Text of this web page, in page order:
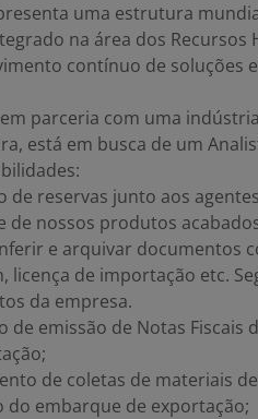
uma estrutura
na área dos
contínuo de soluções
parceria com uma
está em busca de um
de reservas junto aos
de nossos produtos
e arquivar documentos
licença de importação etc.
da empresa.
de emissão de Notas
de coletas de materiais
do embarque de exportação;